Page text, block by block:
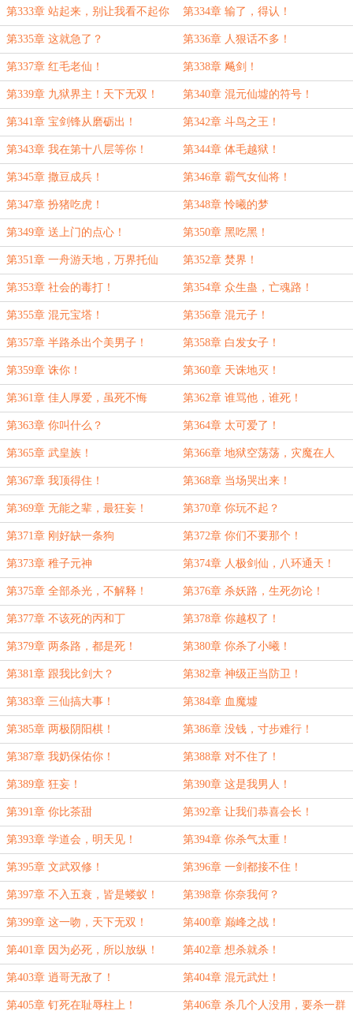
第333章 站起来，别让我看不起你
们！
第334章 输了，得认！
第335章 这就急了？ 第336章 人狠话不多！
第337章 红毛老仙！ 第338章 飚剑！
第339章 九狱界主！天下无双！ 第340章 混元仙墟的符号！
第341章 宝剑锋从磨砺出！ 第342章 斗鸟之王！
第343章 我在第十八层等你！ 第344章 体毛越狱！
第345章 撒豆成兵！ 第346章 霸气女仙将！
第347章 扮猪吃虎！ 第348章 怜曦的梦
第349章 送上门的点心！ 第350章 黑吃黑！
第351章 一舟游天地，万界托仙
墟！
第352章 焚界！
第353章 社会的毒打！ 第354章 众生蛊，亡魂路！
第355章 混元宝塔！ 第356章 混元子！
第357章 半路杀出个美男子！ 第358章 白发女子！
第359章 诛你！ 第360章 天诛地灭！
第361章 佳人厚爱，虽死不悔 第362章 谁骂他，谁死！
第363章 你叫什么？ 第364章 太可爱了！
第365章 武皇族！ 第366章 地狱空荡荡，灾魔在人
间！
第367章 我顶得住！ 第368章 当场哭出来！
第369章 无能之辈，最狂妄！ 第370章 你玩不起？
第371章 刚好缺一条狗 第372章 你们不要那个！
第373章 稚子元神 第374章 人极剑仙，八环通天！
第375章 全部杀光，不解释！ 第376章 杀妖路，生死勿论！
第377章 不该死的丙和丁 第378章 你越权了！
第379章 两条路，都是死！ 第380章 你杀了小曦！
第381章 跟我比剑大？ 第382章 神级正当防卫！
第383章 三仙搞大事！ 第384章 血魔墟
第385章 两极阴阳棋！ 第386章 没钱，寸步难行！
第387章 我奶保佑你！ 第388章 对不住了！
第389章 狂妄！ 第390章 这是我男人！
第391章 你比茶甜 第392章 让我们恭喜会长！
第393章 学道会，明天见！ 第394章 你杀气太重！
第395章 文武双修！ 第396章 一剑都接不住！
第397章 不入五衰，皆是蝼蚁！ 第398章 你奈我何？
第399章 这一吻，天下无双！ 第400章 巅峰之战！
第401章 因为必死，所以放纵！ 第402章 想杀就杀！
第403章 逍哥无敌了！ 第404章 混元武灶！
第405章 钉死在耻辱柱上！ 第406章 杀几个人没用，要杀一群